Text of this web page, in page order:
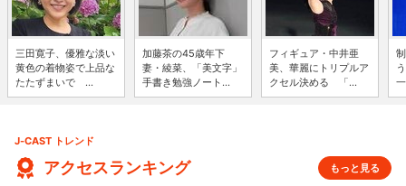
三田寛子、優雅な淡い
黄色の着物姿で上品な
たたずまいで ...
加藤茶の45歳年下
妻・綾菜、「美文字」
手書き勉強ノート...
フィギュア・中井亜
美、華麗にトリプルア
クセル決める 「...
J-CAST トレンド
アクセスランキング もっと見る